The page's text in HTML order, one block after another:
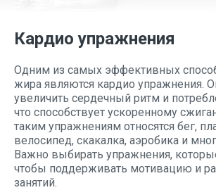
Кардио упражнения
Одним из самых эффективных
жира являются кардио упражнения.
увеличить сердечный ритм и
что способствует ускоренному
таким упражнениям относятся бег,
велосипед, скакалка, аэробика и
Важно выбирать упражнения,
чтобы поддерживать мотивацию и
занятий.